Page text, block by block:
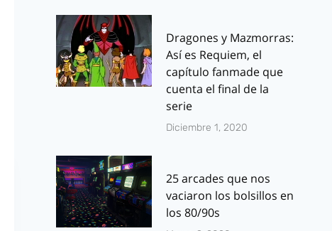
Dragones y Mazmorras:
Así es Requiem, el
capítulo fanmade que
cuenta el final de la
serie
Diciembre 1, 2020
25 arcades que nos
vaciaron los bolsillos en
los 80/90s